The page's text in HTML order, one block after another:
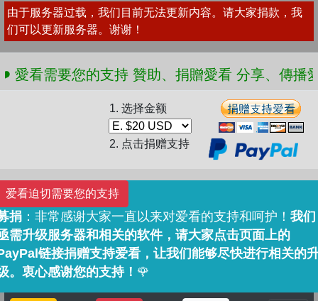
由于服务器过载，我们目前无法更新内容。请大家捐款，我
们可以更新服务器。谢谢！
要您的支持 贊助、捐贈愛看 分享、傳播愛看 ❤️
1. 选择金额
2. 点击捐赠支持
爱看迫切需要您的支持
捐 ：非常感谢大家一直以来对爱看的支持和呵护！ 我们
需升级服务器和相关的软件，请大家点击页面上的
链接捐赠支持爱看，让我们能够尽快进行相关的
。衷心感谢您的支持！ 🌹